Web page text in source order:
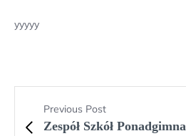
yyyyy
Previous Post
Zespół Szkół